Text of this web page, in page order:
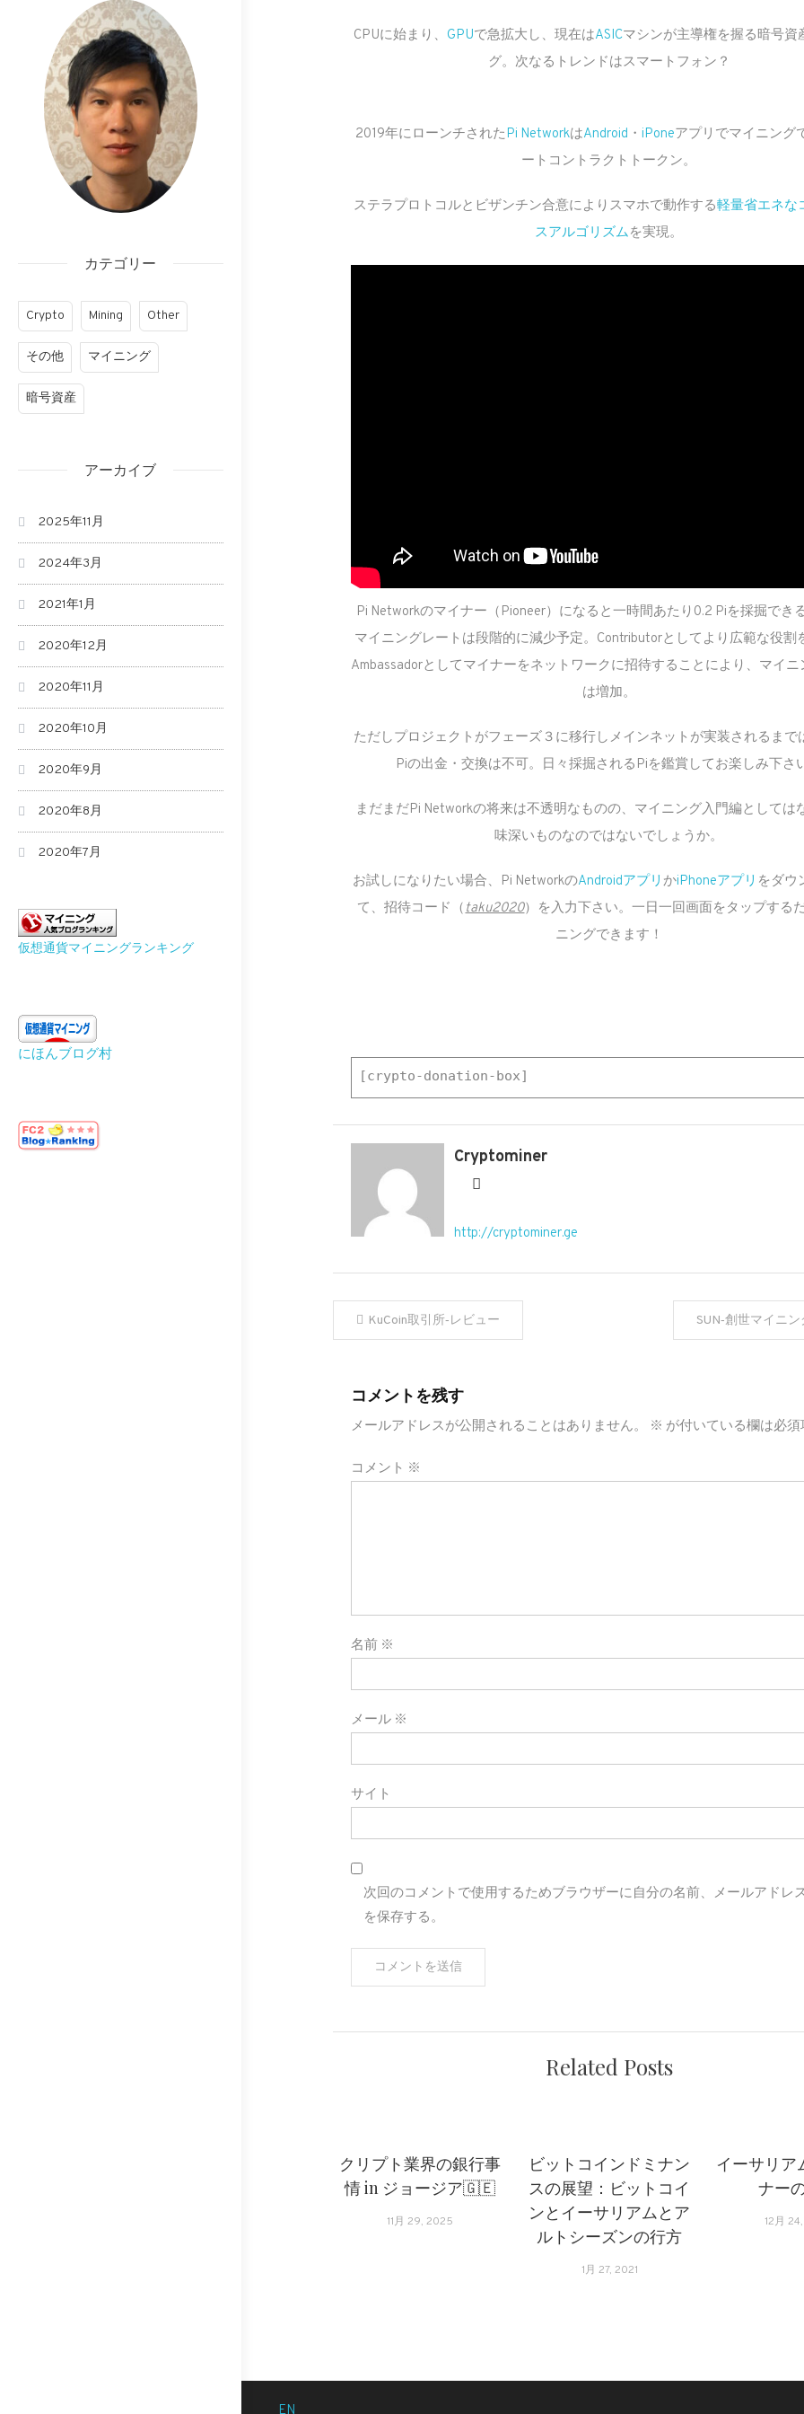
カテゴリー
Crypto Mining Other
その他 マイニング
暗号資産
アーカイブ
2025年11月
2024年3月
2021年1月
2020年12月
2020年11月
2020年10月
2020年9月
2020年8月
2020年7月
仮想通貨マイニングランキング
にほんブログ村
CPUに始まり、 GPUで急拡大し、現在はASICマシンが主導権を握る暗号資
グ。次なるトレンドはスマートフォン？
2019年にローンチされたPi NetworkはAndroid ・ iPoneアプリでマイニング
ートコントラクトトークン。
ステラプロトコルとビザンチン合意によりスマホで動作する軽量省エネな
スアルゴリズムを実現。
Pi Networkのマイナー（Pioneer）になると一時間あたり0.2 Piを採掘でき
マイニングレートは段階的に減少予定。Contributorとしてより広範な役割
Ambassadorとしてマイナーをネットワークに招待することにより、マイニ
は増加。
ただしプロジェクトがフェーズ３に移行しメインネットが実装されるまで
Piの出金・交換は不可。日々採掘されるPiを鑑賞してお楽しみ下さ
まだまだPi Networkの将来は不透明なものの、マイニング入門編としては
味深いものなのではないでしょうか。
お試しになりたい場合、Pi NetworkのAndroidアプリかiPhoneアプリ をダウ
て、招待コード（taku2020）を入力下さい。一日一回画面をタップする
ニングできます！
[crypto-donation-box]
Cryptominer
http://cryptominer.ge
投
ナ
ビ
ゲ
ン
KuCoin取引所‐レビュー SUN‐創世マイニン
コメントを残す
メールアドレスが公開されることはありません。 ※ が付いている欄は必須
コメント ※
名前 ※
メール ※
サイト
次回のコメントで使用するためブラウザーに自分の名前、メールアドレ
を保存する。
Related Posts
クリプト業界の銀行事
情 in ジョージア🇬🇪
11月 29, 2025
ビットコインドミナン
スの展望：ビットコイ
ンとイーサリアムとア
ルトシーズンの行方
1月 27, 2021
イーサリア
ナー
12月